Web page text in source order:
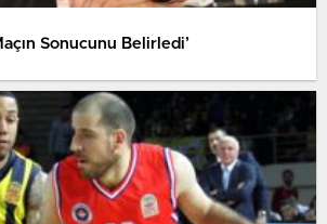
Sonucunu Belirledi’